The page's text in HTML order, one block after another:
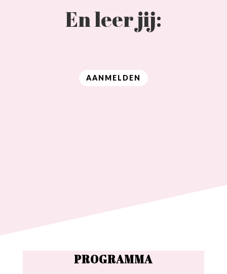
En leer jij:
AANMELDEN
PROGRAMMA